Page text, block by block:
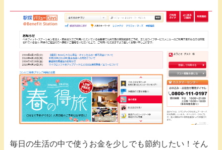
毎日の生活の中で使うお金を少しでも節約したい！そん